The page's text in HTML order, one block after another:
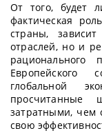
От того, будет
фактическая
страны,
отраслей, но и
рационального
Европейского
глобальной
просчитанные
затратными, чем
свою